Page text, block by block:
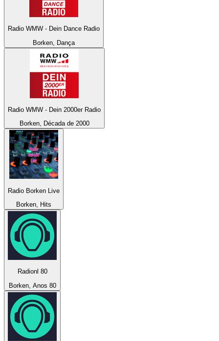
Radio WMW - Dein Dance Radio
Borken, Dança
Radio WMW - Dein 2000er Radio
Borken, Década de 2000
Radio Borken Live
Borken, Hits
Radionl 80
Borken, Anos 80